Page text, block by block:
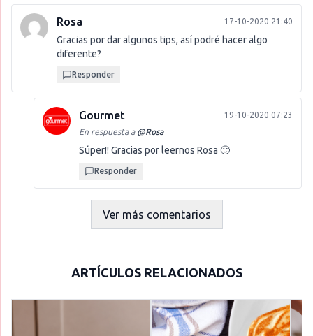
Rosa 17-10-2020 21:40
Gracias por dar algunos tips, así podré hacer algo
diferente?
Responder
Gourmet
19-10-2020 07:23
En respuesta a @Rosa
Súper!! Gracias por leernos Rosa 🙂
Responder
Ver más comentarios
ARTÍCULOS RELACIONADOS